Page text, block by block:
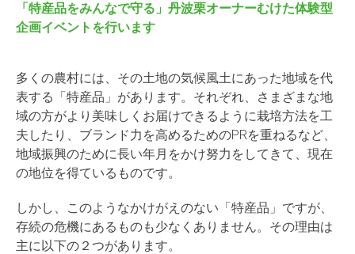
「特産品をみんなで守る」丹波栗オーナーむけた体験型
企画イベントを行います
多くの農村には、その土地の気候風土にあった地域を代
表する「特産品」があります。それぞれ、さまざまな地
域の方がより美味しくお届けできるように栽培方法を工
夫したり、ブランド力を高めるためのPRを重ねるなど、
地域振興のために長い年月をかけ努力をしてきて、現在
の地位を得ているものです。
しかし、このようなかけがえのない「特産品」ですが、
存続の危機にあるものも少なくありません。その理由は
主に以下の２つがあります。